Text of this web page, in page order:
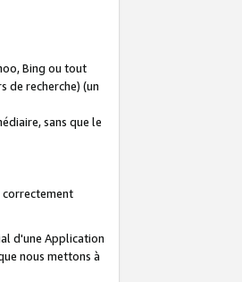
Bing ou tout
de recherche) (un
sans que le
correctement
d'une Application
nous mettons à